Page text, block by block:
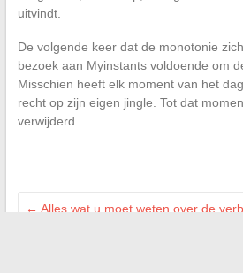
uitvindt.
De volgende keer dat de monotonie
bezoek aan Myinstants voldoende om
Misschien heeft elk moment van het
recht op zijn eigen jingle. Tot dat
verwijderd.
← Alles wat u moet weten over de